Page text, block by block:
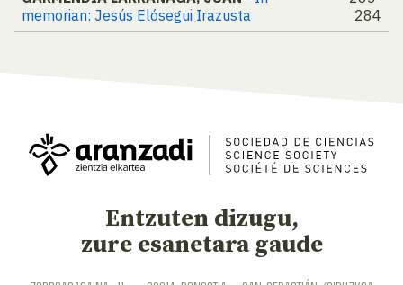
memorian: Jesús Elósegui Irazusta
284
Entzuten dizugu,
zure esanetara gaude